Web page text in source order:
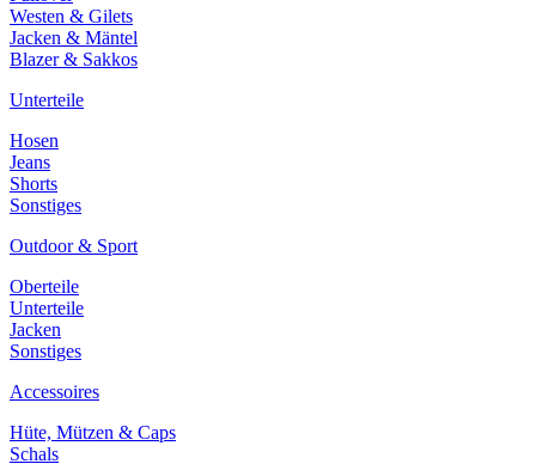
Westen & Gilets
Jacken & Mäntel
Blazer & Sakkos
Unterteile
Hosen
Jeans
Shorts
Sonstiges
Outdoor & Sport
Oberteile
Unterteile
Jacken
Sonstiges
Accessoires
Hüte, Mützen & Caps
Schals